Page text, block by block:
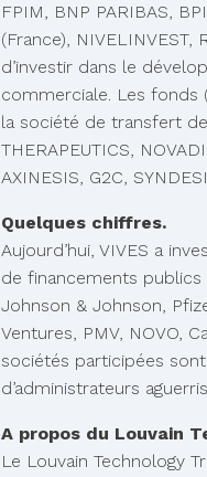
FPIM, BNP PARIBAS,
(France), NIVELINVEST,
d’investir dans le
commerciale. Les fonds
la société de transfert de
THERAPEUTICS,
AXINESIS, G2C,
Quelques chiffres.
Aujourd’hui, VIVES a
de financements publics
Johnson & Johnson,
Ventures, PMV, NOVO,
sociétés participées
d’administrateurs
A propos du Louvain
Le Louvain Technology